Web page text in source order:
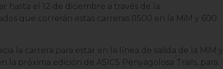
hasta el 12 de diciembre a través de la
que correrán estas carreras (1500 en la MiM y 600
la carrera para estar en la línea de salida de la MiM y
la próxima edición de ASICS Penyagolosa Trails, para